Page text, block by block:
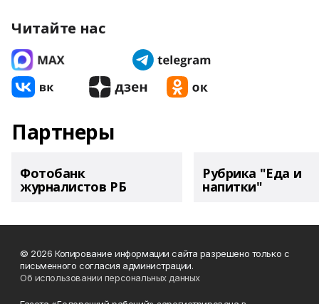
Читайте нас
Партнеры
Фотобанк
журналистов РБ
Рубрика "Еда и
напитки"
© 2026 Копирование информации сайта разрешено только с
письменного согласия администрации.
Об использовании персональных данных